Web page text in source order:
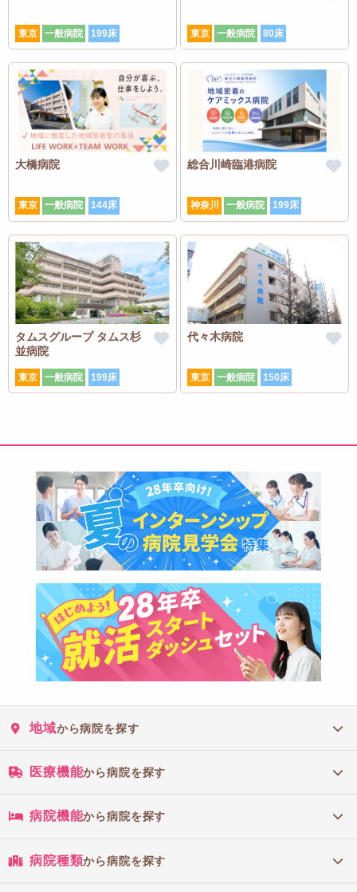
東京 一般病院 199床 東京 一般病院 80床
大橋病院
東京 一般病院 144床
総合川崎臨港病院
神奈川 一般病院 199床
タムスグループ タムス杉
並病院
東京 一般病院 199床
代々木病院
東京 一般病院 150床
地域から病院を探す
医療機能から病院を探す
病院機能から病院を探す
病院種類から病院を探す